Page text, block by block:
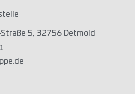
Straße 5, 32756 Detmold